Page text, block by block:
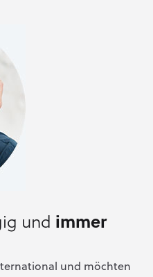
und immer
und möchten